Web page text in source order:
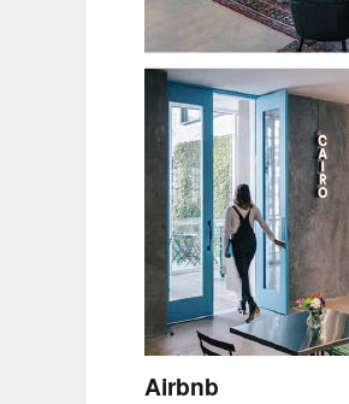
Airbnb